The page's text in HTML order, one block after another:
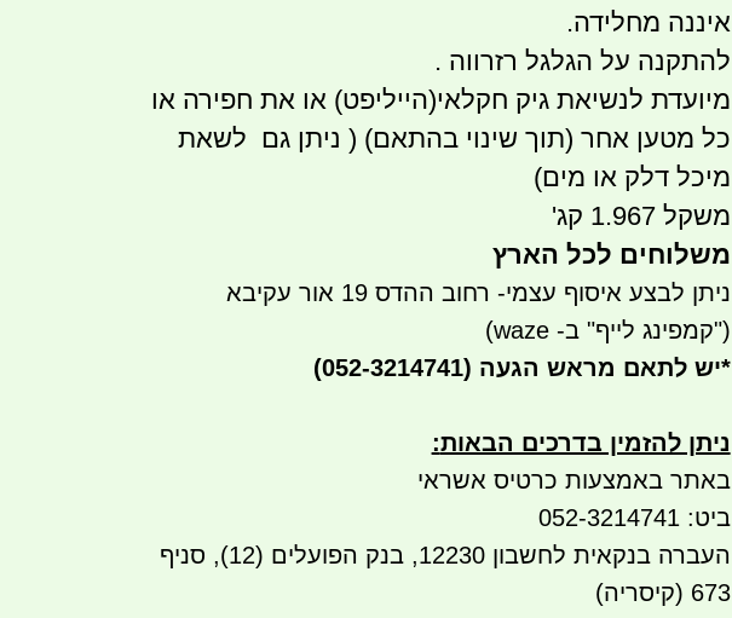
איננה מחלידה.
להתקנה על הגלגל רזרווה .
מיועדת לנשיאת גיק חקלאי(הייליפט) או את חפירה או
כל מטען אחר (תוך שינוי בהתאם) ( ניתן גם לשאת
מיכל דלק או מים)
משקל 1.967 קג'
משלוחים לכל הארץ
ניתן לבצע איסוף עצמי- רחוב ההדס 19 אור עקיבא
("קמפינג לייף" ב- waze)
*יש לתאם מראש הגעה (052-3214741)
ניתן להזמין בדרכים הבאות:
באתר באמצעות כרטיס אשראי
ביט: 052-3214741
העברה בנקאית לחשבון 12230, בנק הפועלים (12), סניף
673 (קיסריה)